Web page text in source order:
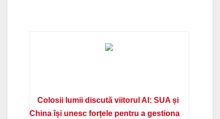
Colosii lumii discută viitorul AI: SUA și
China își unesc forțele pentru a gestiona